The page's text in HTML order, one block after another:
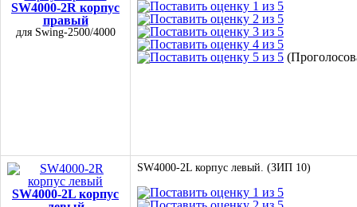
SW4000-2R корпус
правый
для Swing-2500/4000
SW4000-2L корпус
SW4000-2L корпус левый. (ЗИП 10)